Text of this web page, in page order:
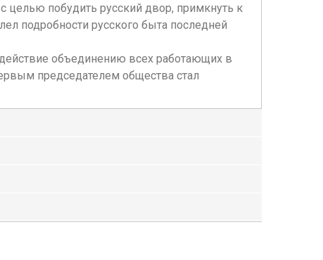
целью побудить русский двор, примкнуть к
подробности русского быта последней
объединению всех работающих в
председателем общества стал